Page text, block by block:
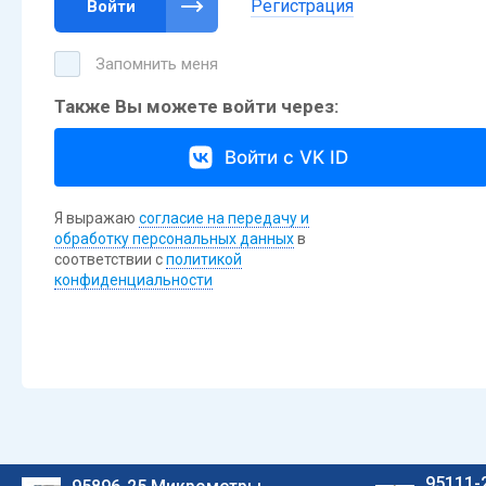
Войти Регистрация
Запомнить меня
Также Вы можете войти через:
Войти с VK ID
Я выражаю согласие на передачу и
обработку персональных данныхв
соответствии сполитикой
конфиденциальности